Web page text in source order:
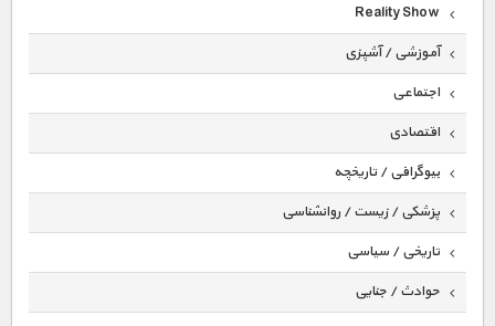
Reality Show
آموزشی / آشپزی
اجتماعی
اقتصادی
بیوگرافی / تاریخچه
پزشکی / زیست / روانشناسی
تاریخی / سیاسی
حوادث / جنایی